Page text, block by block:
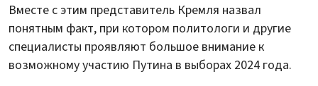
Вместе с этим представитель Кремля назвал
понятным факт, при котором политологи и другие
специалисты проявляют большое внимание к
возможному участию Путина в выборах 2024 года.